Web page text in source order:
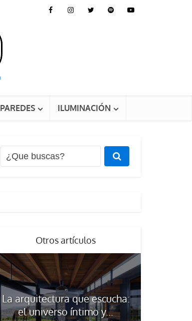
PAREDES ILUMINACIÓN
Otros artículos
La arquitectura que escucha:
el universo íntimo y...